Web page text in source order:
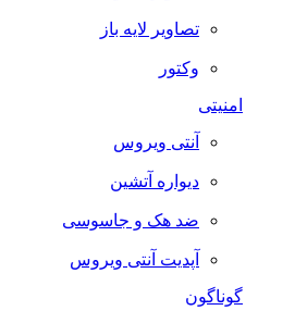
تصاویر لایه باز
وکتور
آنتی ویروس
دیواره آتشین
ضد هک و جاسوسی
آپدیت آنتی ویروس
گوناگون